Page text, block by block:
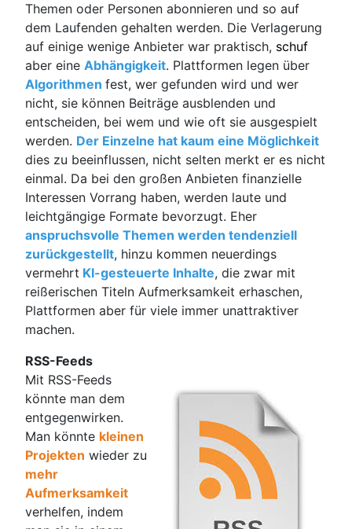
Themen oder Personen abonnieren und so auf
dem Laufenden gehalten werden. Die Verlagerung
auf einige wenige Anbieter war praktisch, schuf
aber eine Abhängigkeit. Plattformen legen über
Algorithmen fest, wer gefunden wird und wer
nicht, sie können Beiträge ausblenden und
entscheiden, bei wem und wie oft sie ausgespielt
werden. Der Einzelne hat kaum eine Möglichkeit
dies zu beeinflussen, nicht selten merkt er es nicht
einmal. Da bei den großen Anbieten finanzielle
Interessen Vorrang haben, werden laute und
leichtgängige Formate bevorzugt. Eher
anspruchsvolle Themen werden tendenziell
zurückgestellt, hinzu kommen neuerdings
vermehrt KI-gesteuerte Inhalte, die zwar mit
reißerischen Titeln Aufmerksamkeit erhaschen,
Plattformen aber für viele immer unattraktiver
machen.
RSS-Feeds
Mit RSS-Feeds
könnte man dem
entgegenwirken.
Man könnte kleinen
Projekten wieder zu
mehr
Aufmerksamkeit
verhelfen, indem